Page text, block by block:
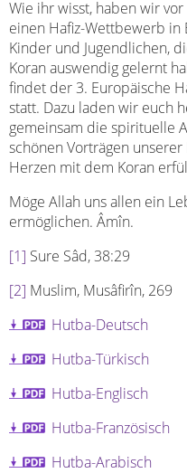
Wie ihr wisst, haben wir
einen Hafiz-Wettbewerb in
Kinder und Jugendlichen,
Koran auswendig gelernt
findet der 3. Europäische
statt. Dazu laden wir euch
gemeinsam die spirituelle
schönen Vorträgen
Herzen mit dem Koran
Möge Allah uns allen ein
ermöglichen. Âmîn.
[1] Sure Sâd, 38:29
[2] Muslim, Musâfirîn, 269
Hutba-Deutsch
Hutba-Türkisch
Hutba-Englisch
Hutba-Französisch
Hutba-Arabisch